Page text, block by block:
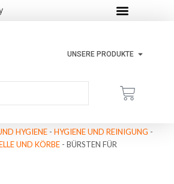
UNSERE PRODUKTE
HYGIENE - HYGIENE UND REINIGUNG -
UND KÖRBE - BÜRSTEN FÜR